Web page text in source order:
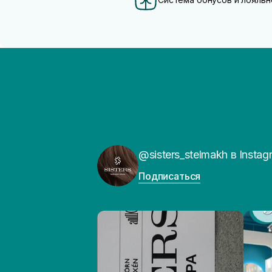
@sisters_stelmakh в
Подписаться